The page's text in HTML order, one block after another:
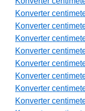
Konverter
Konverter
Konverter
Konverter
Konverter
Konverter
Konverter
Konverter